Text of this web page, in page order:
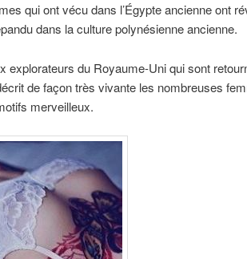
qui ont vécu dans l’Égypte ancienne ont
dans la culture polynésienne ancienne.
du Royaume-Uni qui sont
de façon très vivante les nombreuses
merveilleux.